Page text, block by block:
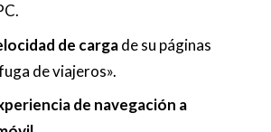
de cargade su páginas
de viajeros».
de navegación a